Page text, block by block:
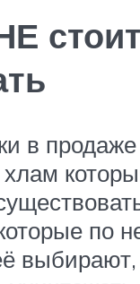
стоит
в
по
выбирают,